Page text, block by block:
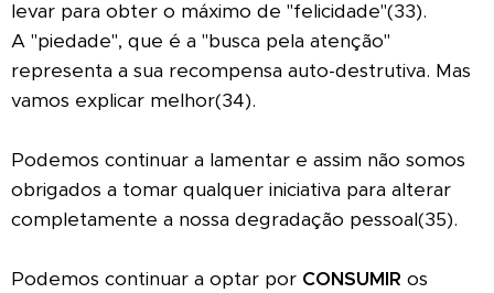
levar para obter o máximo de "felicidade"(33).
A "piedade", que é a "busca pela atenção"
representa a sua recompensa auto-destrutiva. Mas
vamos explicar melhor(34).
Podemos continuar a lamentar e assim não somos
obrigados a tomar qualquer iniciativa para alterar
completamente a nossa degradação pessoal(35).
Podemos continuar a optar por CONSUMIR os